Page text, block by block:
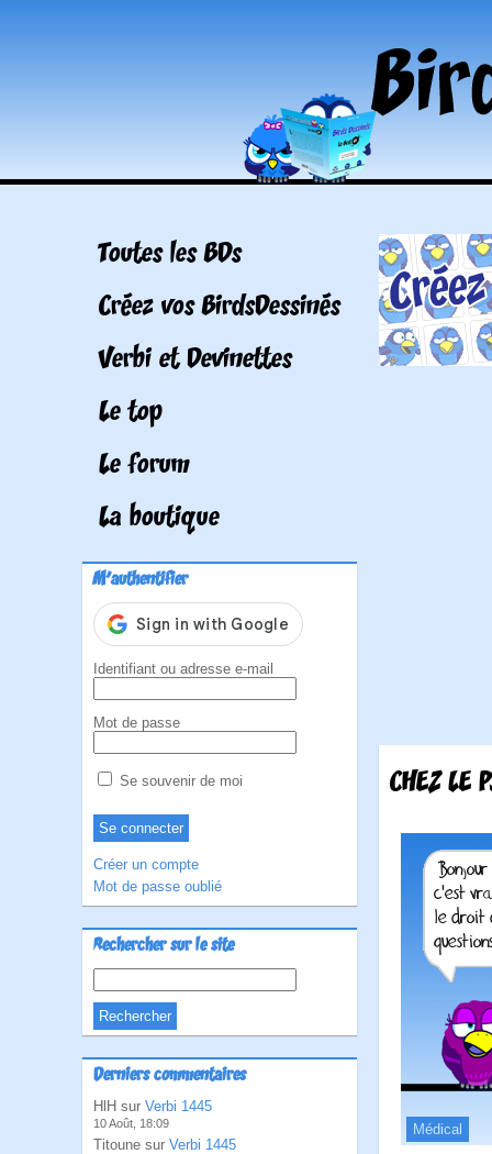
Toutes les BDs
Créez vos BirdsDessinés
Verbi et Devinettes
Le top
Le forum
La boutique
M'authentifier
Identifiant ou adresse e-mail
Mot de passe
Se souvenir de moi
Créer un compte
Mot de passe oublié
Rechercher sur le site
Derniers commentaires
HlH sur Verbi 1445
10 Août, 18:09
Titoune sur Verbi 1445
CHEZ LE
Médical